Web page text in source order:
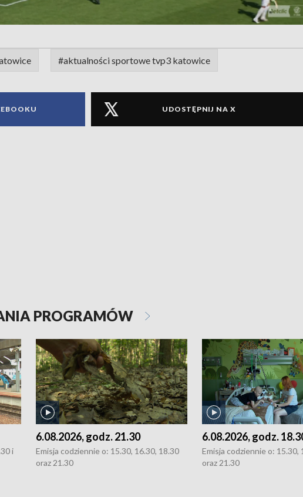
#aktualności sportowe tvp3 katowice
UDOSTĘPNIJ NA X
PROGRAMÓW
i
6.08.2026, godz. 21.30
Emisja codziennie o: 15.30, 16.30, 18.30
oraz 21.30
6.08.2026, godz.
Emisja codziennie o: 15.30,
oraz 21.30